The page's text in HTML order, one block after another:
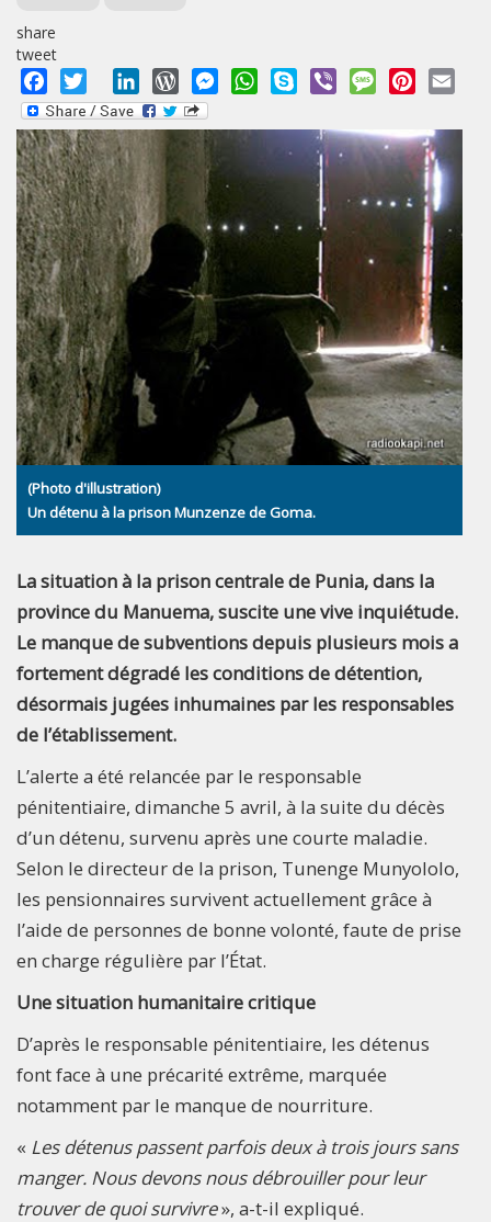
share
tweet
Facebook
Twitter LinkedInWordPressMessengerWhatsApp
Skype Viber MessagePinterest
(Photo d'illustration)
Un détenu à la prison Munzenze de Goma.
La situation à la prison centrale de Punia, dans la
province du Manuema, suscite une vive inquiétude.
Le manque de subventions depuis plusieurs mois a
fortement dégradé les conditions de détention,
désormais jugées inhumaines par les responsables
de l’établissement.
L’alerte a été relancée par le responsable
pénitentiaire, dimanche 5 avril, à la suite du décès
d’un détenu, survenu après une courte maladie.
Selon le directeur de la prison, Tunenge Munyololo,
les pensionnaires survivent actuellement grâce à
l’aide de personnes de bonne volonté, faute de prise
en charge régulière par l’État.
Une situation humanitaire critique
D’après le responsable pénitentiaire, les détenus
font face à une précarité extrême, marquée
notamment par le manque de nourriture.
« Les détenus passent parfois deux à trois jours sans
manger. Nous devons nous débrouiller pour leur
trouver de quoi survivre», a-t-il expliqué.